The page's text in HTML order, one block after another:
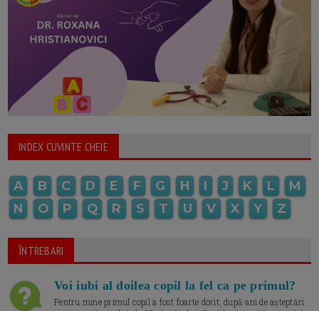
INDEX CUVINTE CHEIE
A B C D E F G H I J K L
M
N
O P Q R S T U V X Y Z
ÎNTREBARI
Voi iubi al doilea copil la fel ca pe primul?
Pentru mine primul copil a fost foarte dorit, după ani de așteptări